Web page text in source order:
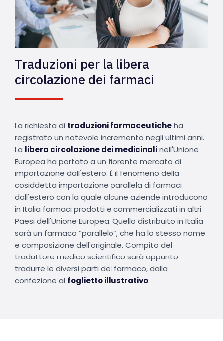
Traduzioni per la libera
circolazione dei farmaci
La richiesta di traduzioni farmaceuticheha
registrato un notevole incremento negli ultimi anni.
La libera circolazione dei medicinalinell'Unione
Europea ha portato a un fiorente mercato di
importazione dall'estero. È il fenomeno della
cosiddetta importazione parallela di farmaci
dall'estero con la quale alcune aziende introducono
in Italia farmaci prodotti e commercializzati in altri
Paesi dell'Unione Europea. Quello distribuito in Italia
sarà un farmaco “parallelo”, che ha lo stesso nome
e composizione dell'originale. Compito del
traduttore medico scientifico sarà appunto
tradurre le diversi parti del farmaco, dalla
confezione al foglietto illustrativo.